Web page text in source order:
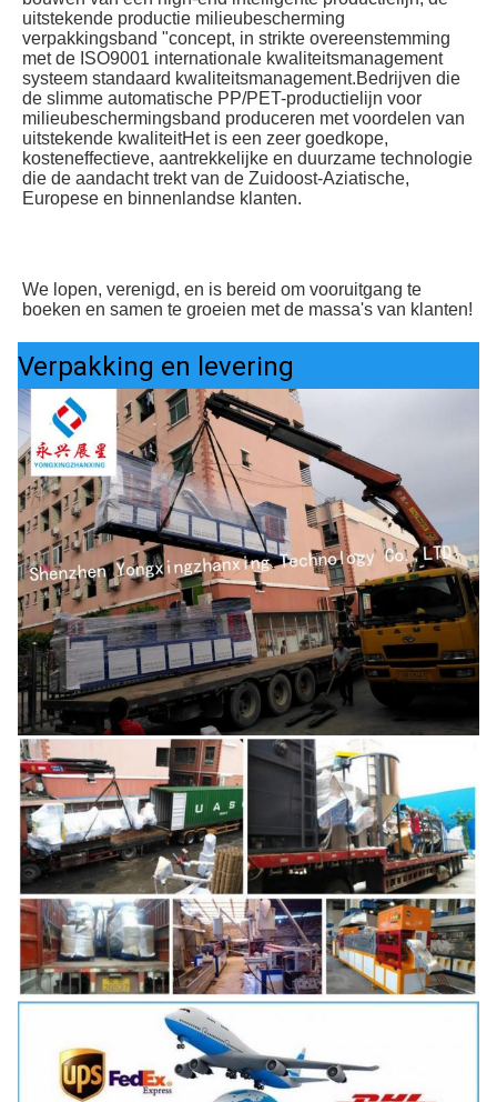
uitstekende productie milieubescherming
verpakkingsband "concept, in strikte overeenstemming
met de ISO9001 internationale kwaliteitsmanagement
systeem standaard kwaliteitsmanagement.Bedrijven die
de slimme automatische PP/PET-productielijn voor
milieubeschermingsband produceren met voordelen van
uitstekende kwaliteitHet is een zeer goedkope,
kosteneffectieve, aantrekkelijke en duurzame technologie
die de aandacht trekt van de Zuidoost-Aziatische,
Europese en binnenlandse klanten.
We lopen, verenigd, en is bereid om vooruitgang te
boeken en samen te groeien met de massa's van klanten!
Verpakking en levering